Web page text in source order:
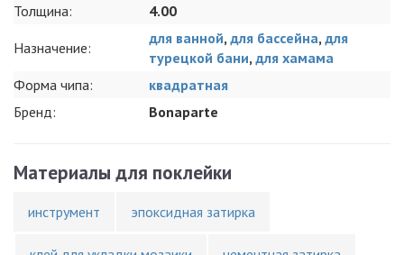
Толщина:
4.00
Назначение:
для ванной, для бассейна, для
турецкой бани, для хамама
Форма чипа:
квадратная
Бренд:
Bonaparte
Материалы для поклейки
инструмент эпоксидная затирка